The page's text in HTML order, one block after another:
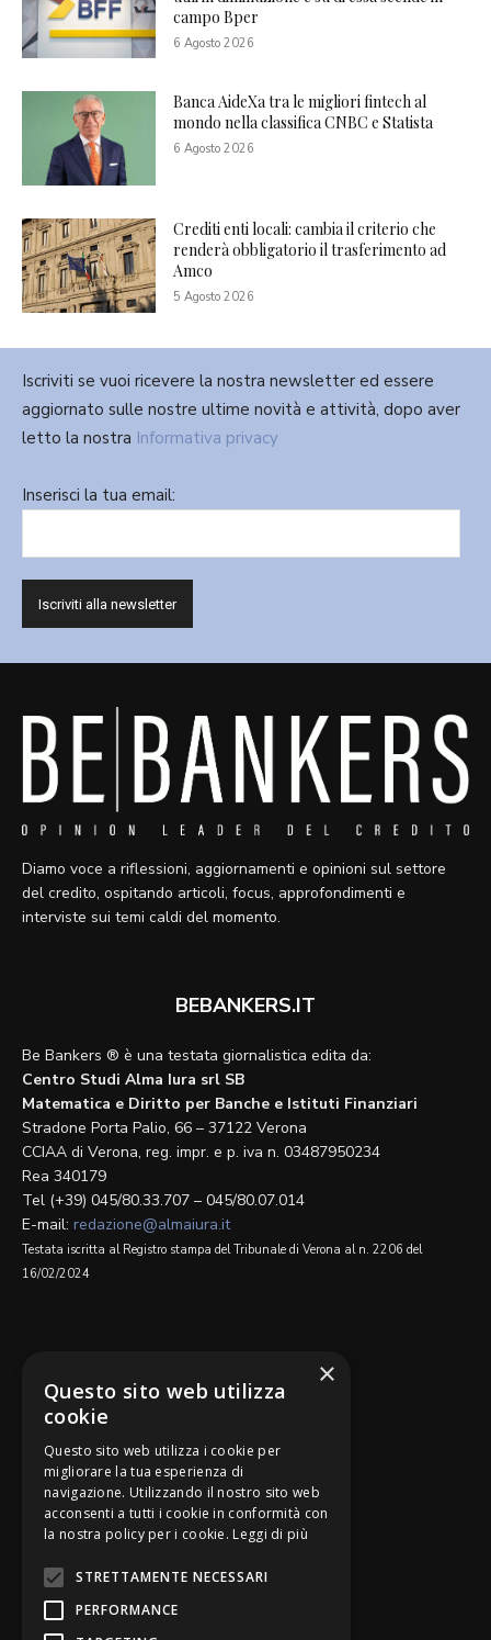
campo Bper
6 Agosto 2026
Banca AideXa tra le migliori fintech al
mondo nella classifica CNBC e Statista
6 Agosto 2026
Crediti enti locali: cambia il criterio che
renderà obbligatorio il trasferimento ad
Amco
5 Agosto 2026
Iscriviti se vuoi ricevere la nostra newsletter ed essere
aggiornato sulle nostre ultime novità e attività, dopo aver
letto la nostra Informativa privacy
Inserisci la tua email:
Diamo voce a riflessioni, aggiornamenti e opinioni sul settore
del credito, ospitando articoli, focus, approfondimenti e
interviste sui temi caldi del momento.
BEBANKERS.IT
Be Bankers ® è una testata giornalistica edita da:
Centro Studi Alma Iura srl SB
Matematica e Diritto per Banche e Istituti Finanziari
Stradone Porta Palio, 66 – 37122 Verona
CCIAA di Verona, reg. impr. e p. iva n. 03487950234
Rea 340179
Tel (+39) 045/80.33.707 – 045/80.07.014
E-mail: redazione@almaiura.it
Testata iscritta al Registro stampa del Tribunale di Verona al n. 2206 del
16/02/2024
Be Bankers è ideato da
×
Questo sito web utilizza
cookie
Questo sito web utilizza i cookie per
migliorare la tua esperienza di
navigazione. Utilizzando il nostro sito web
acconsenti a tutti i cookie in conformità con
la nostra policy per i cookie. Leggi di più
STRETTAMENTE NECESSARI
PERFORMANCE